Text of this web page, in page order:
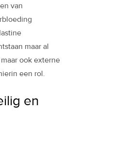
van
maar al
ook externe
een rol.
en